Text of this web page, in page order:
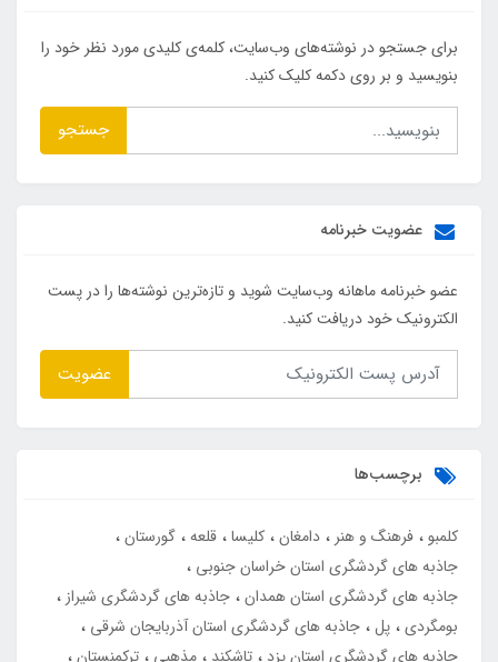
برای جستجو در نوشته‌های وب‌سایت، کلمه‌ی کلیدی مورد نظر خود را
بنویسید و بر روی دکمه کلیک کنید.
جستجو
عضویت خبرنامه
عضو خبرنامه ماهانه وب‌سایت شوید و تازه‌ترین نوشته‌ها را در پست
الکترونیک خود دریافت کنید.
عضویت
برچسب‌ها
کلمبو فرهنگ و هنر دامغان کلیسا قلعه گورستان
جاذبه های گردشگری استان خراسان جنوبی
جاذبه های گردشگری استان همدان جاذبه های گردشگری شیراز
بومگردی پل جاذبه های گردشگری استان آذربایجان شرقی
جاذبه های گردشگری استان یزد
تاشکند مذهبی ترکمنستان